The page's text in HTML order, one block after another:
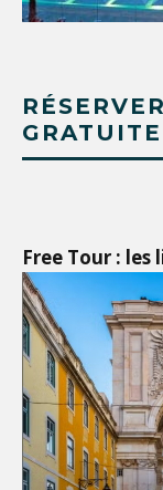
Free Tour :